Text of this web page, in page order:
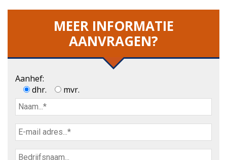
MEER INFORMATIE
AANVRAGEN?
Aanhef:
dhr.
mvr.